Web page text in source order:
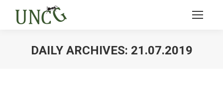
DAILY ARCHIVES: 21.07.2019